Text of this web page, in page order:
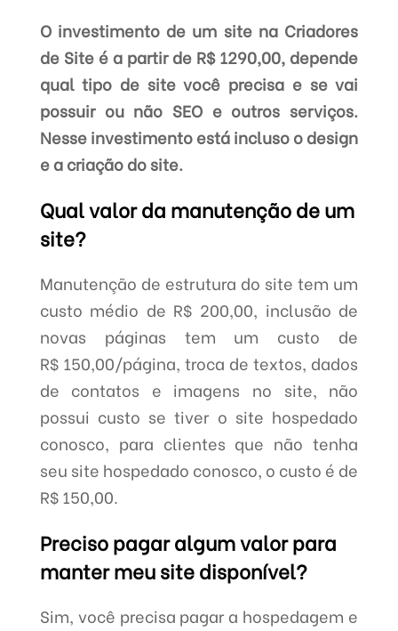
O investimento de um site na Criadores
de Site é a partir de R$ 1290,00, depende
qual tipo de site você precisa e se vai
possuir ou não SEO e outros serviços.
Nesse investimento está incluso o design
e a criação do site.
Qual valor da manutenção de um
site?
Manutenção de estrutura do site tem um
custo médio de R$ 200,00, inclusão de
novas páginas tem um custo de
R$ 150,00/página, troca de textos, dados
de contatos e imagens no site, não
possui custo se tiver o site hospedado
conosco, para clientes que não tenha
seu site hospedado conosco, o custo é de
R$ 150,00.
Preciso pagar algum valor para
manter meu site disponível?
Sim, você precisa pagar a hospedagem e